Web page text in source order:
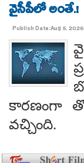
వైసీపీలో అంతే.!
Publish Date:Aug 5, 2026
కారణంగా
వచ్చింది.